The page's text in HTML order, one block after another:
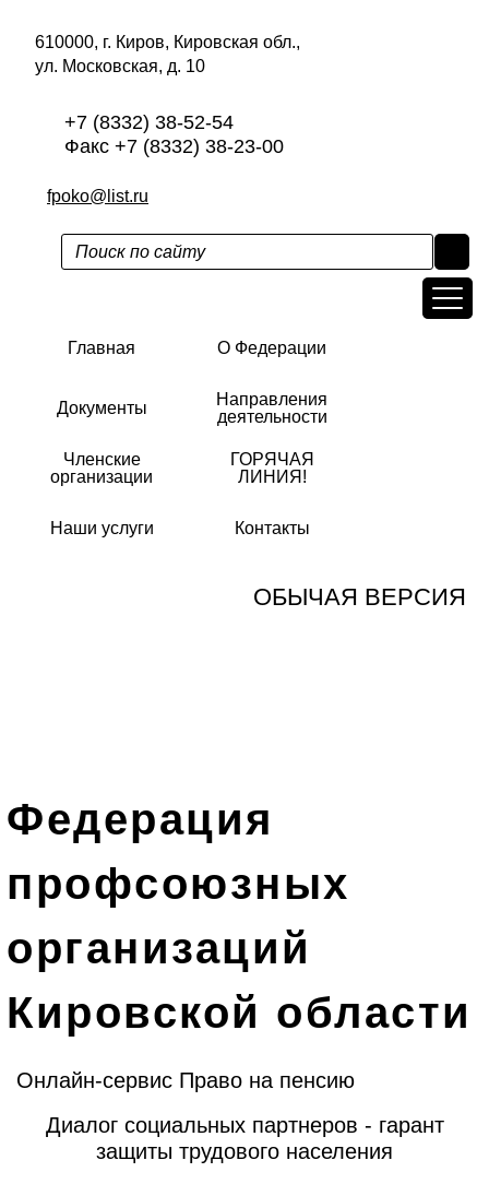
610000, г. Киров, Кировская обл.,
ул. Московская, д. 10
+7 (8332) 38-52-54
Факс +7 (8332) 38-23-00
fpoko@list.ru
Главная О Федерации
Документы
Направления
деятельности
Членские
организации
ГОРЯЧАЯ
ЛИНИЯ!
Наши услуги Контакты
ОБЫЧАЯ ВЕРСИЯ
Федерация
профсоюзных
организаций
Кировской области
Онлайн-сервис Право на пенсию
Диалог социальных партнеров - гарант
защиты трудового населения